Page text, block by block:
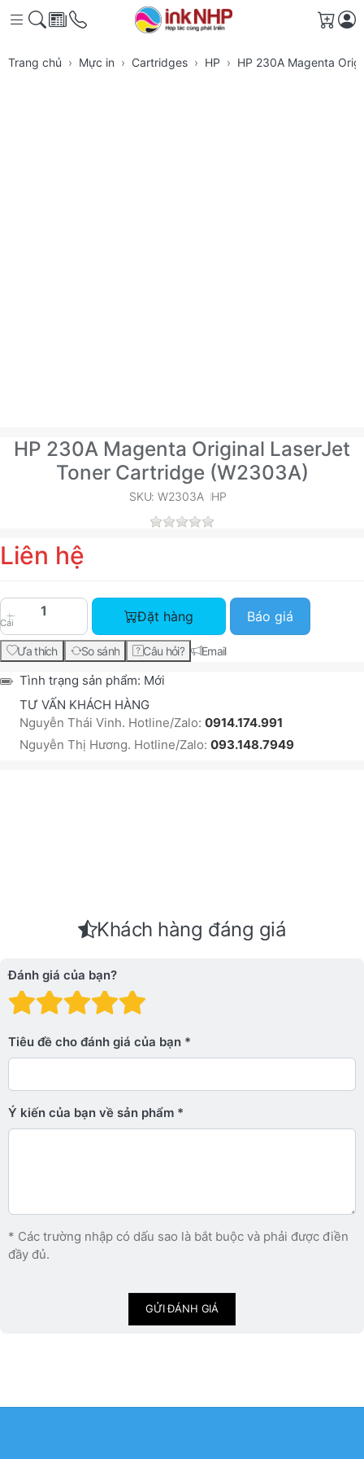
Giỏ
Trang chủ Mực in Cartridges HP HP 230A Magenta
HP 230A Magenta Original LaserJet
Toner Cartridge (W2303A)
SKU: W2303A HP
Liên hệ
Cái
HP 230A Magenta Original LaserJet Toner
Đặt hàng Báo giá
Ưa thích So sánh Câu hỏi? Email
Tình trạng sản phẩm: Mới
TƯ VẤN KHÁCH HÀNG
Nguyễn Thái Vinh. Hotline/Zalo: 0914.174.991
Nguyễn Thị Hương. Hotline/Zalo: 093.148.7949
Khách hàng đáng giá
Đánh giá của bạn?
Đánh giá: 4 trên 5
Đánh giá: 3 trên 5 sao.
Đánh giá: 2 trên 5 sao.
Đánh giá: 1 trên 5 sao. Xấu
Tiêu đề cho đánh giá của bạn
Ý kiến ​​của bạn về sản phẩm
* Các trường nhập có dấu sao là bắt buộc và phải được điền
đầy đủ.
GỬI ĐÁNH GIÁ